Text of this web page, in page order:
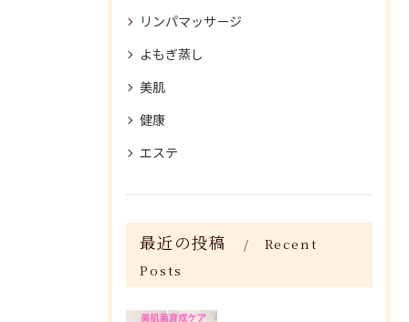
リンパマッサージ
よもぎ蒸し
美肌
健康
エステ
最近の投稿
Recent
Posts